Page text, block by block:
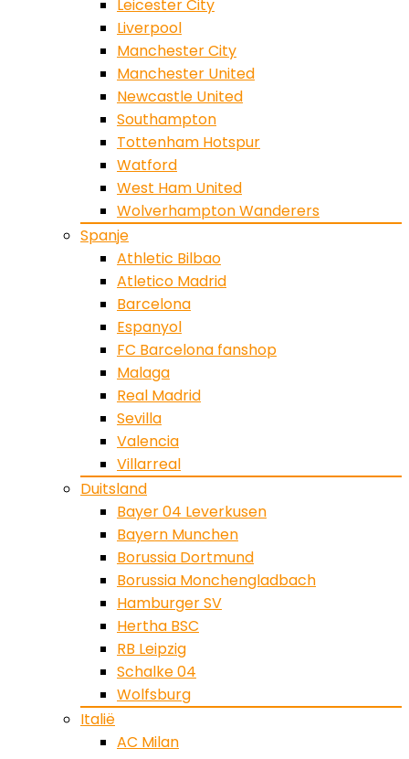
Leicester City
Liverpool
Manchester City
Manchester United
Newcastle United
Southampton
Tottenham Hotspur
Watford
West Ham United
Wolverhampton Wanderers
Spanje
Athletic Bilbao
Atletico Madrid
Barcelona
Espanyol
FC Barcelona fanshop
Malaga
Real Madrid
Sevilla
Valencia
Villarreal
Duitsland
Bayer 04 Leverkusen
Bayern Munchen
Borussia Dortmund
Borussia Monchengladbach
Hamburger SV
Hertha BSC
RB Leipzig
Schalke 04
Wolfsburg
Italië
AC Milan